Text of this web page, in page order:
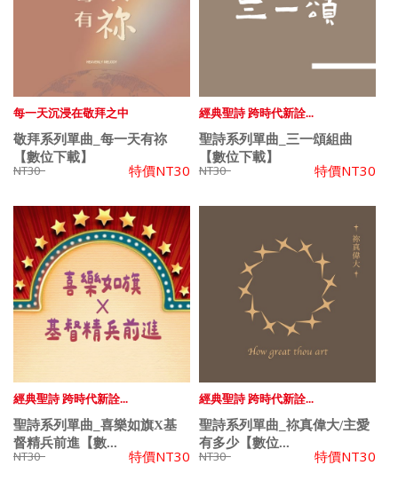
每一天沉浸在敬拜之中
敬拜系列單曲_每一天有祢
【數位下載】
NT30 特價NT30
經典聖詩 跨時代新詮...
聖詩系列單曲_三一頌組曲
【數位下載】
NT30 特價NT30
經典聖詩 跨時代新詮...
聖詩系列單曲_喜樂如旗X基
督精兵前進【數...
NT30 特價NT30
經典聖詩 跨時代新詮...
聖詩系列單曲_祢真偉大/主愛
有多少【數位...
NT30 特價NT30